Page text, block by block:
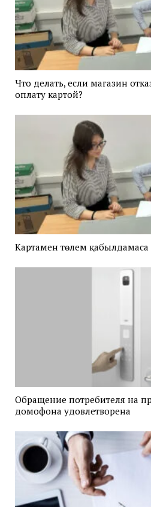
Что делать, если магазин
оплату картой?
Картамен төлем қабылдамаса
Обращение потребителя на
домофона удовлетворена